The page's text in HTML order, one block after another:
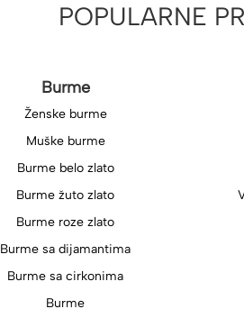
POPULARNE
Burme
Ženske burme
Muške burme
Burme belo zlato
Burme žuto zlato
Burme roze zlato
Burme sa dijamantima
Burme sa cirkonima
Burme